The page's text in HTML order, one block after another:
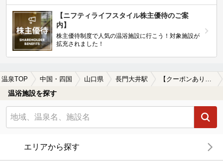
【ニフティライフスタイル株主優待のご案
内】
株主優待制度で人気の温浴施設に行こう！対象施設が
拡充されました！
温泉TOP 中国・四国 山口県 長門大井駅
温浴施設を探す
エリアから探す